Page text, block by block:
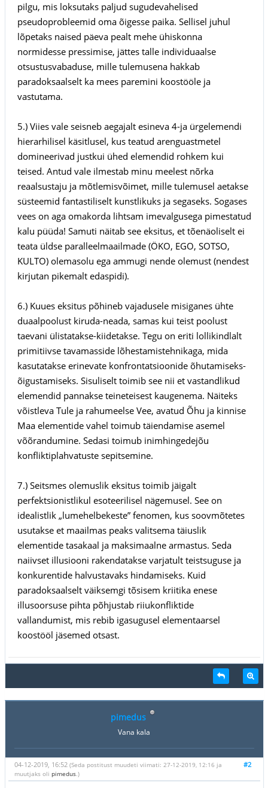
pilgu, mis loksutaks paljud sugudevahelised
pseudoprobleemid oma õigesse paika. Sellisel juhul
lõpetaks naised päeva pealt mehe ühiskonna
normidesse pressimise, jättes talle individuaalse
otsustusvabaduse, mille tulemusena hakkab
paradoksaalselt ka mees paremini koostööle ja
vastutama.
5.) Viies vale seisneb aegajalt esineva 4-ja ürgelemendi
hierarhilisel käsitlusel, kus teatud arenguastmetel
domineerivad justkui ühed elemendid rohkem kui
teised. Antud vale ilmestab minu meelest nõrka
reaalsustaju ja mõtlemisvõimet, mille tulemusel aetakse
süsteemid fantastiliselt kunstlikuks ja segaseks. Sogases
vees on aga omakorda lihtsam imevalgusega pimestatud
kalu püüda! Samuti näitab see eksitus, et tõenäoliselt ei
teata üldse paralleelmaailmade (ÖKO, EGO, SOTSO,
KULTO) olemasolu ega ammugi nende olemust (nendest
kirjutan pikemalt edaspidi).
6.) Kuues eksitus põhineb vajadusele misiganes ühte
duaalpoolust kiruda-neada, samas kui teist poolust
taevani ülistatakse-kiidetakse. Tegu on eriti lollikindlalt
primitiivse tavamasside lõhestamistehnikaga, mida
kasutatakse erinevate konfrontatsioonide õhutamiseks-
õigustamiseks. Sisuliselt toimib see nii et vastandlikud
elemendid pannakse teineteisest kaugenema. Näiteks
võistleva Tule ja rahumeelse Vee, avatud Õhu ja kinnise
Maa elementide vahel toimub täiendamise asemel
võõrandumine. Sedasi toimub inimhingedejõu
konfliktiplahvatuste sepitsemine.
7.) Seitsmes olemuslik eksitus toimib jäigalt
perfektsionistlikul esoteerilisel nägemusel. See on
idealistlik „lumehelbekeste” fenomen, kus soovmõtetes
usutakse et maailmas peaks valitsema täiuslik
elementide tasakaal ja maksimaalne armastus. Seda
naiivset illusiooni rakendatakse varjatult teistsuguse ja
konkurentide halvustavaks hindamiseks. Kuid
paradoksaalselt väiksemgi tõsisem kriitika enese
illusoorsuse pihta põhjustab riiukonfliktide
vallandumist, mis rebib igasugusel elementaarsel
koostööl jäsemed otsast.
pimedus
Vana kala
#2
04-12-2019, 16:52 (Seda postitust muudeti viimati: 27-12-2019, 12:16 ja
muutjaks oli pimedus.)